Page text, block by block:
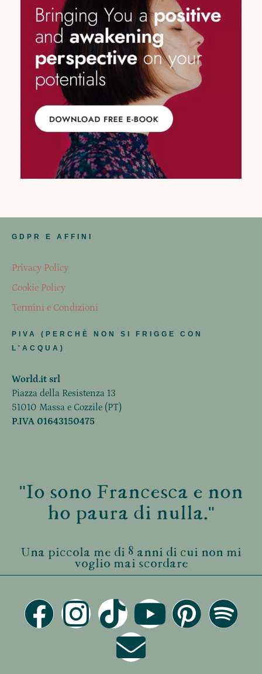
GDPR E AFFINI
Privacy Policy
Cookie Policy
Termini e Condizioni
PIVA (PERCHÈ NON SI FRIGGE CON
L'ACQUA)
World.it srl
Piazza della Resistenza 13
51010 Massa e Cozzile (PT)
P.IVA 01643150475
"Io sono Francesca e non
ho paura di nulla."
Una piccola me di 8 anni di cui non mi
voglio mai scordare